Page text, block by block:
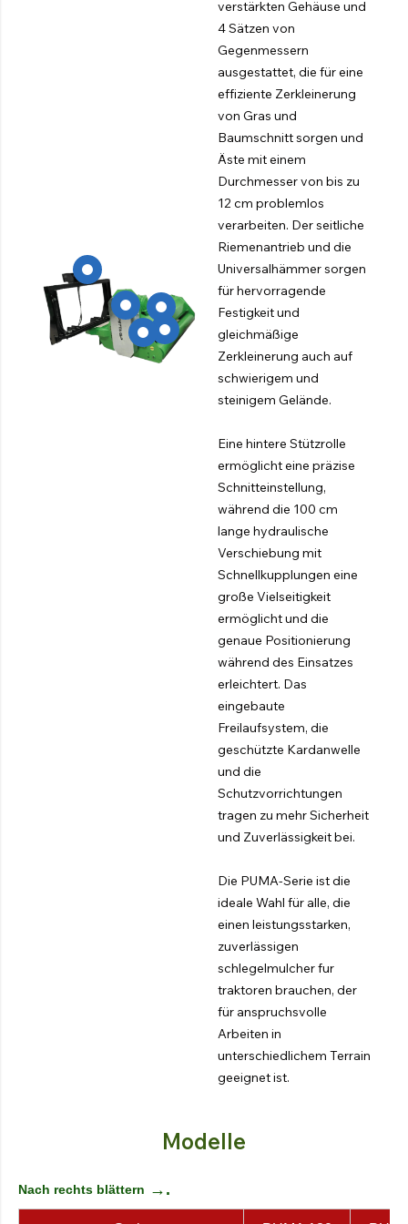
verstärkten Gehäuse und
4 Sätzen von
Gegenmessern
ausgestattet, die für eine
effiziente Zerkleinerung
von Gras und
Baumschnitt sorgen und
Äste mit einem
Durchmesser von bis zu
12 cm problemlos
verarbeiten. Der seitliche
Riemenantrieb und die
Universalhämmer sorgen
für hervorragende
Festigkeit und
gleichmäßige
Zerkleinerung auch auf
schwierigem und
steinigem Gelände.
Eine hintere Stützrolle
ermöglicht eine präzise
Schnitteinstellung,
während die 100 cm
lange hydraulische
Verschiebung mit
Schnellkupplungen eine
große Vielseitigkeit
ermöglicht und die
genaue Positionierung
während des Einsatzes
erleichtert. Das
eingebaute
Freilaufsystem, die
geschützte Kardanwelle
und die
Schutzvorrichtungen
tragen zu mehr Sicherheit
und Zuverlässigkeit bei.
Die PUMA-Serie ist die
ideale Wahl für alle, die
einen leistungsstarken,
zuverlässigen
schlegelmulcher fur
traktoren brauchen, der
für anspruchsvolle
Arbeiten in
unterschiedlichem Terrain
geeignet ist.
Modelle
Nach rechts blättern →.